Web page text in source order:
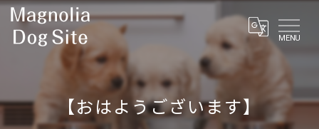
MENU
【おはようございます】